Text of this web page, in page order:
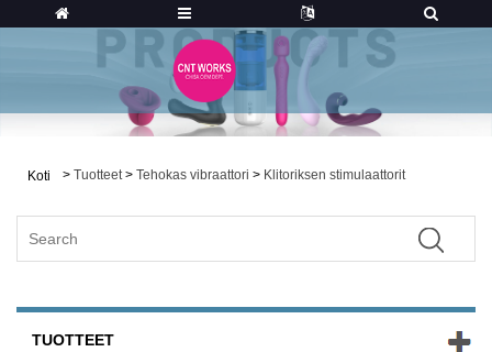
Koti > Tuotteet > Tehokas vibraattori > Klitoriksen stimulaattorit
TUOTTEET